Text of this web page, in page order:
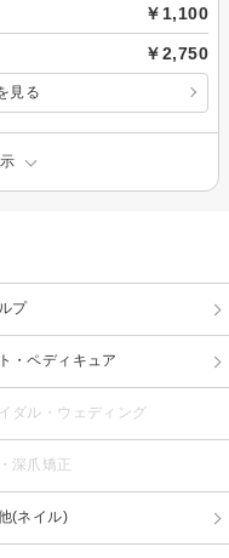
￥1,100
￥2,750
見る
プ
・ペディキュア
イダル・ウェディング
深爪矯正
(ネイル)